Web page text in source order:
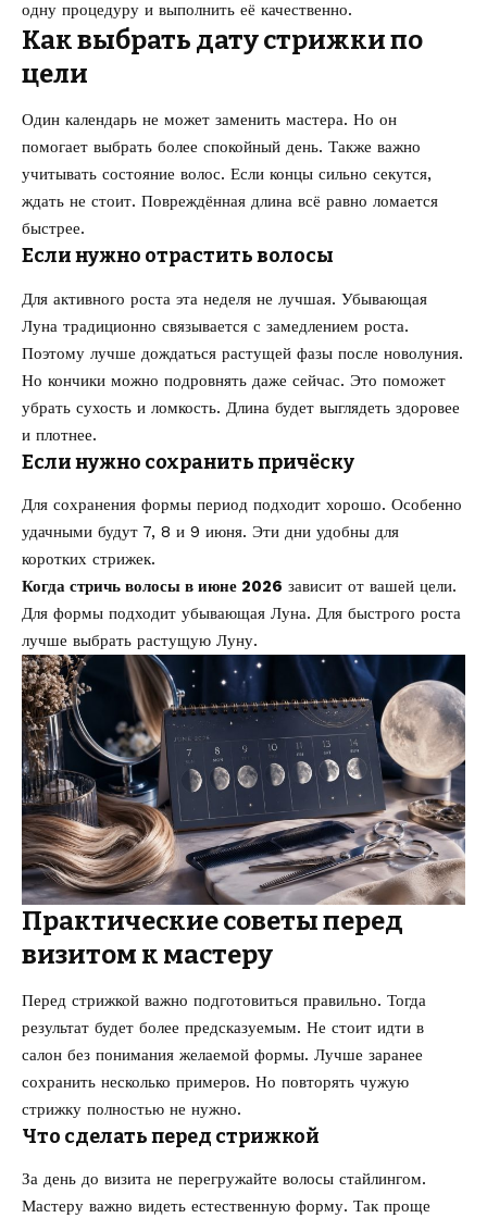
одну процедуру и выполнить её качественно.
Как выбрать дату стрижки по
цели
Один календарь не может заменить мастера. Но он
помогает выбрать более спокойный день. Также важно
учитывать состояние волос. Если концы сильно секутся,
ждать не стоит. Повреждённая длина всё равно ломается
быстрее.
Если нужно отрастить волосы
Для активного роста эта неделя не лучшая. Убывающая
Луна традиционно связывается с замедлением роста.
Поэтому лучше дождаться растущей фазы после новолуния.
Но кончики можно подровнять даже сейчас. Это поможет
убрать сухость и ломкость. Длина будет выглядеть здоровее
и плотнее.
Если нужно сохранить причёску
Для сохранения формы период подходит хорошо. Особенно
удачными будут 7, 8 и 9 июня. Эти дни удобны для
коротких стрижек.
Когда стричь волосы в июне 2026 зависит от вашей цели.
Для формы подходит убывающая Луна. Для быстрого роста
лучше выбрать растущую Луну.
Практические советы перед
визитом к мастеру
Перед стрижкой важно подготовиться правильно. Тогда
результат будет более предсказуемым. Не стоит идти в
салон без понимания желаемой формы. Лучше заранее
сохранить несколько примеров. Но повторять чужую
стрижку полностью не нужно.
Что сделать перед стрижкой
За день до визита не перегружайте волосы стайлингом.
Мастеру важно видеть естественную форму. Так проще